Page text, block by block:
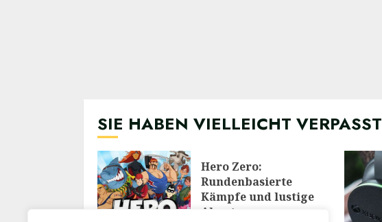
SIE HABEN VIELLEICHT VERPASST
Hero Zero:
Rundenbasierte
Kämpfe und lustige
Abenteuer